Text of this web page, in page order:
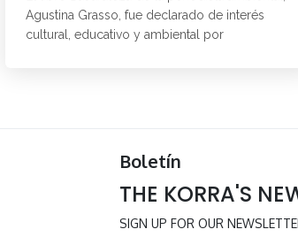
Agustina Grasso, fue declarado de interés
cultural, educativo y ambiental por
Boletín
THE KORRA'S
SIGN UP FOR OUR